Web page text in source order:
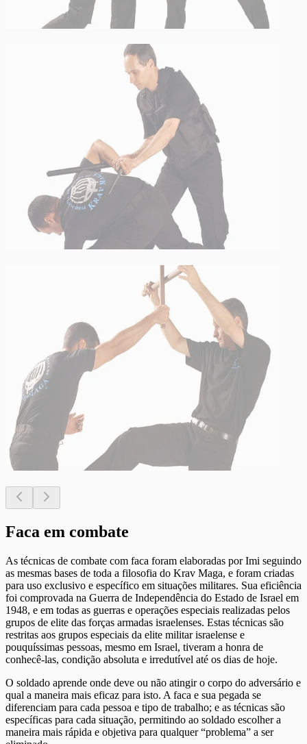
Faca em combate
As técnicas de combate com faca foram elaboradas por Imi seguindo
as mesmas bases de toda a filosofia do Krav Maga, e foram criadas
para uso exclusivo e específico em situações militares. Sua eficiência
foi comprovada na Guerra de Independência do Estado de Israel em
1948, e em todas as guerras e operações especiais realizadas pelos
grupos de elite das forças armadas israelenses. Estas técnicas são
restritas aos grupos especiais da elite militar israelense e
pouquíssimas pessoas, mesmo em Israel, tiveram a honra de
conhecê-las, condição absoluta e irredutível até os dias de hoje.
O soldado aprende onde deve ou não atingir o corpo do adversário e
qual a maneira mais eficaz para isto. A faca e sua pegada se
diferenciam para cada pessoa e tipo de trabalho; e as técnicas são
específicas para cada situação, permitindo ao soldado escolher a
maneira mais rápida e objetiva para qualquer “problema” a ser